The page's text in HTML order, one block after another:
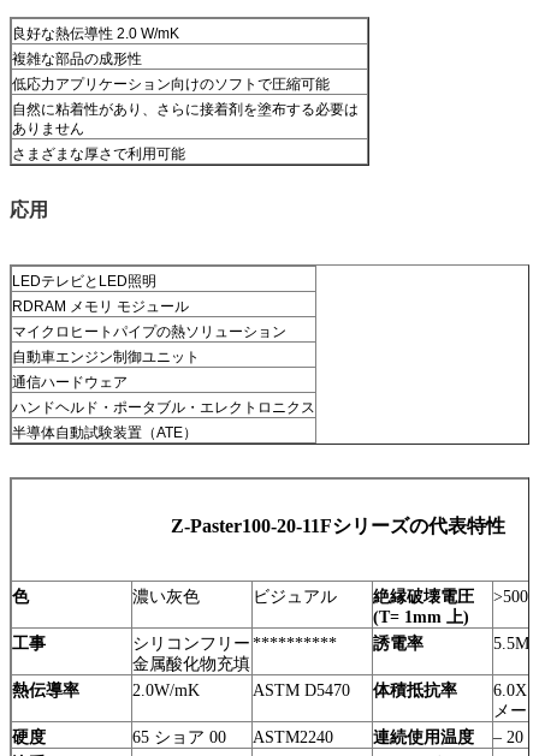
良好な熱伝導性 2.0 W/mK
複雑な部品の成形性
低応力アプリケーション向けのソフトで圧縮可能
自然に粘着性があり、さらに接着剤を塗布する必要は
ありません
さまざまな厚さで利用可能
応用
LEDテレビとLED照明
RDRAM メモリ モジュール
マイクロヒートパイプの熱ソリューション
自動車エンジン制御ユニット
通信ハードウェア
ハンドヘルド・ポータブル・エレクトロニクス
半導体自動試験装置（ATE）
Z-Paster100-20-11Fシリーズの代表特性
色 濃い灰色 ビジュアル
絶縁破壊電圧
(T= 1mm 上)
工事
シリコンフリー
金属酸化物充填
********** 誘電率
熱伝導率 2.0W/mK ASTM D5470 体積抵抗率
メー
硬度
65 ショア 00 ASTM2240 連続使用温度
– 20